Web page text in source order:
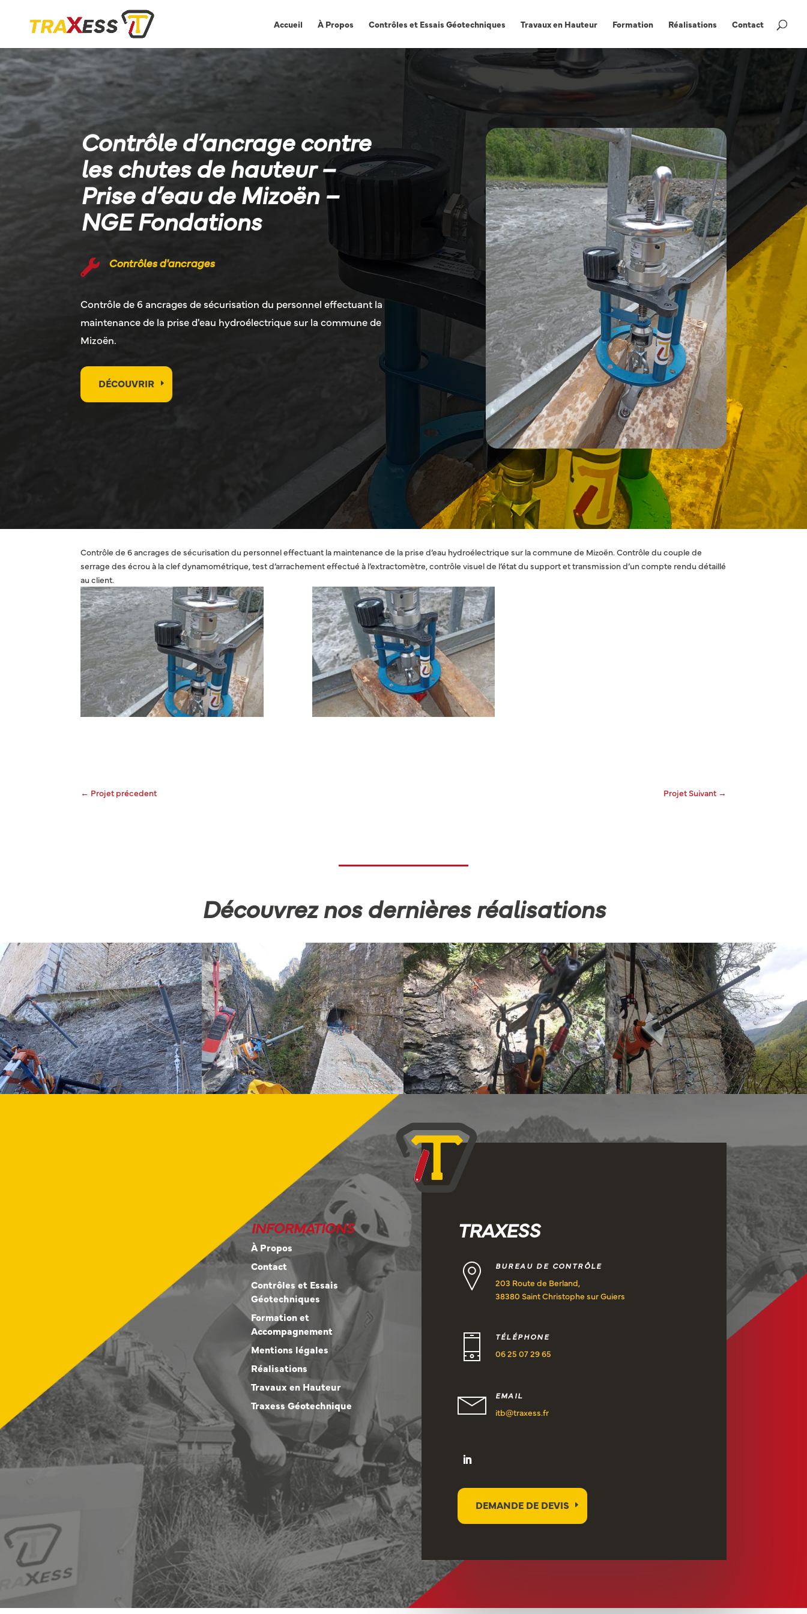
Accueil À Propos Contrôles et Essais Géotechniques Travaux en Hauteur Formation Réalisations Contact
Contrôle d’ancrage contre
les chutes de hauteur –
Prise d’eau de Mizoën –
NGE Fondations
 Contrôles d'ancrages
Contrôle de 6 ancrages de sécurisation du personnel effectuant la
maintenance de la prise d'eau hydroélectrique sur la commune de
Mizoën.
DÉCOUVRIR
Contrôle de 6 ancrages de sécurisation du personnel effectuant la maintenance de la prise d’eau hydroélectrique sur la commune de Mizoën. Contrôle du couple de
serrage des écrou à la clef dynamométrique, test d’arrachement effectué à l’extractomètre, contrôle visuel de l’état du support et transmission d’un compte rendu détaillé
au client.
← Projet précedent Projet Suivant→
Découvrez nos dernières réalisations
INFORMATIONS
À Propos
Contact
Contrôles et Essais
Géotechniques
Formation et
Accompagnement
Mentions légales
Réalisations
Travaux en Hauteur
Traxess Géotechnique
TRAXESS
BUREAU DE CONTRÔLE
203 Route de Berland,
38380 Saint Christophe sur Guiers
TÉLÉPHONE
06 25 07 29 65
EMAIL
itb@traxess.fr
DEMANDE DE DEVIS